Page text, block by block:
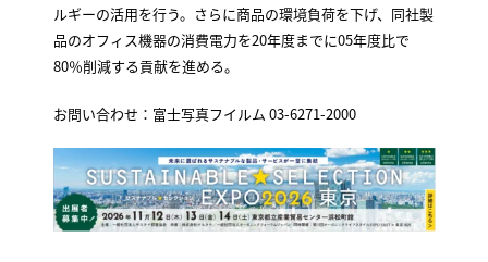
ルギーの活用を行う。さらに商品の環境負荷を下げ、同社製
品のオフィス機器の消費電力を20年度までに05年度比で
80％削減する貢献を進める。
お問い合わせ：富士写真フイルム 03-6271-2000